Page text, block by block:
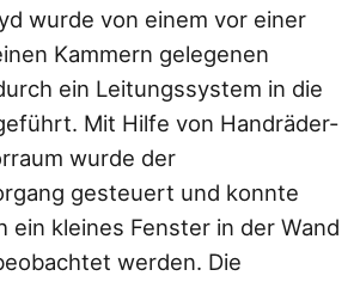
wurde von einem vor einer
Kammern gelegenen
ein Leitungssystem in die
Mit Hilfe von Handräder-
wurde der
gesteuert und konnte
ein kleines Fenster in der Wand
werden. Die